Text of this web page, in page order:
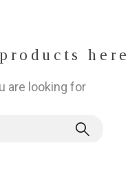
here
are looking for